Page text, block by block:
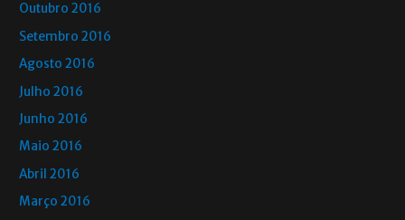
Outubro 2016
Setembro 2016
Agosto 2016
Julho 2016
Junho 2016
Maio 2016
Abril 2016
Março 2016